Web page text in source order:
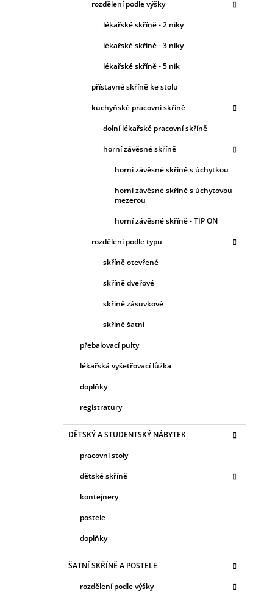
rozdělení podle výšky
lékařské skříně - 2 niky
lékařské skříně - 3 niky
lékařské skříně - 5 nik
přístavné skříně ke stolu
kuchyňské pracovní skříně
dolní lékařské pracovní skříně
horní závěsné skříně
horní závěsné skříně s úchytkou
horní závěsné skříně s úchytovou
mezerou
horní závěsné skříně - TIP ON
rozdělení podle typu
skříně otevřené
skříně dveřové
skříně zásuvkové
skříně šatní
přebalovací pulty
lékařská vyšetřovací lůžka
doplňky
registratury
DĚTSKÝ A STUDENTSKÝ NÁBYTEK
pracovní stoly
dětské skříně
kontejnery
postele
doplňky
ŠATNÍ SKŘÍNĚ A POSTELE
rozdělení podle výšky